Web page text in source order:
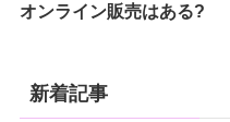
オンライン販売はある?
新着記事